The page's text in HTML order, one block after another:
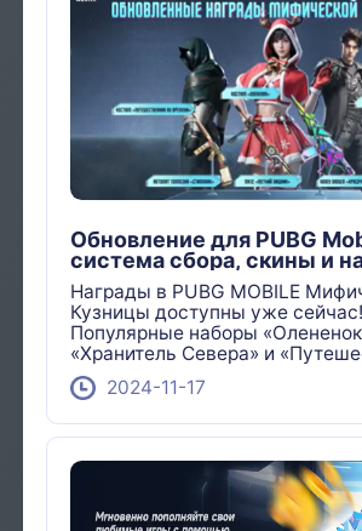
Обновление для PUBG
система сбора, скины и
Награды в PUBG MOBILE
Кузницы доступны уже сейчас!
Популярные наборы
«Хранитель Севера» и
во Времени» ждут вас! Не
2024-11-17